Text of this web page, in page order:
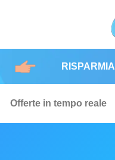
Offerte in tempo reale